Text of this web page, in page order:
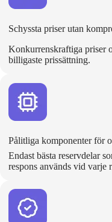
Schyssta priser utan
Konkurrenskraftiga priser
billigaste prissättning.
Pålitliga komponenter för
Endast bästa reservdelar
respons används vid varje